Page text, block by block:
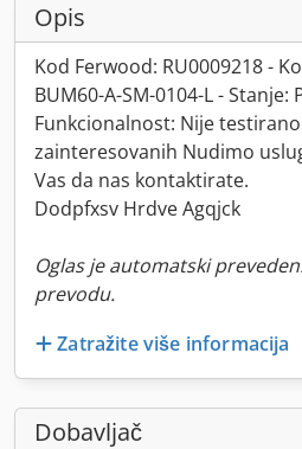
Opis
Kod Ferwood: RU0009218 -
BUM60-A-SM-0104-L - Stanje:
Funkcionalnost: Nije
zainteresovanih Nudimo
Vas da nas kontaktirate.
Dodpfxsv Hrdve Agqjck
Oglas je automatski
prevodu.
Zatražite više informacija
Dobavljač